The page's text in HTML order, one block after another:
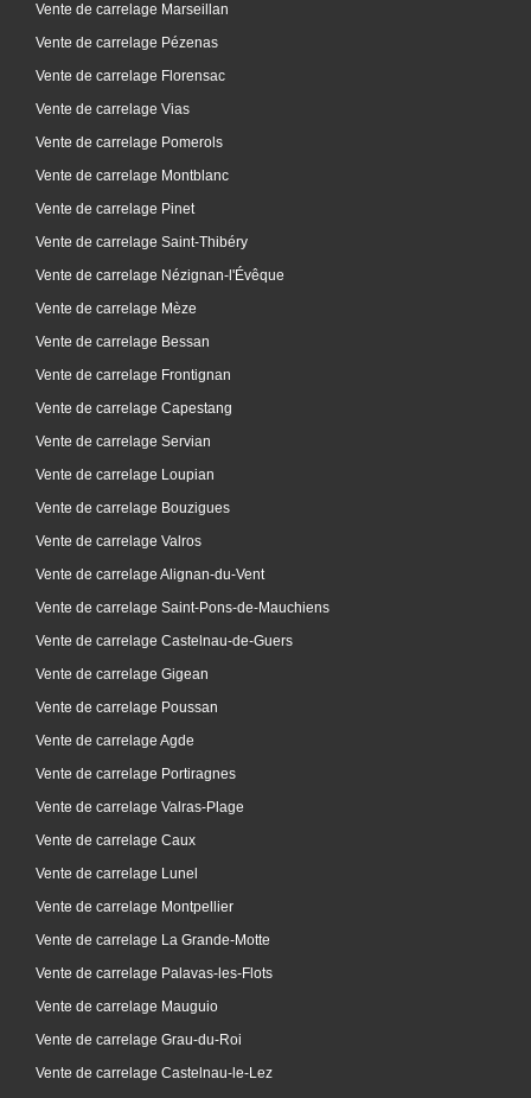
Vente de carrelage Marseillan
Vente de carrelage Pézenas
Vente de carrelage Florensac
Vente de carrelage Vias
Vente de carrelage Pomerols
Vente de carrelage Montblanc
Vente de carrelage Pinet
Vente de carrelage Saint-Thibéry
Vente de carrelage Nézignan-l'Évêque
Vente de carrelage Mèze
Vente de carrelage Bessan
Vente de carrelage Frontignan
Vente de carrelage Capestang
Vente de carrelage Servian
Vente de carrelage Loupian
Vente de carrelage Bouzigues
Vente de carrelage Valros
Vente de carrelage Alignan-du-Vent
Vente de carrelage Saint-Pons-de-Mauchiens
Vente de carrelage Castelnau-de-Guers
Vente de carrelage Gigean
Vente de carrelage Poussan
Vente de carrelage Agde
Vente de carrelage Portiragnes
Vente de carrelage Valras-Plage
Vente de carrelage Caux
Vente de carrelage Lunel
Vente de carrelage Montpellier
Vente de carrelage La Grande-Motte
Vente de carrelage Palavas-les-Flots
Vente de carrelage Mauguio
Vente de carrelage Grau-du-Roi
Vente de carrelage Castelnau-le-Lez